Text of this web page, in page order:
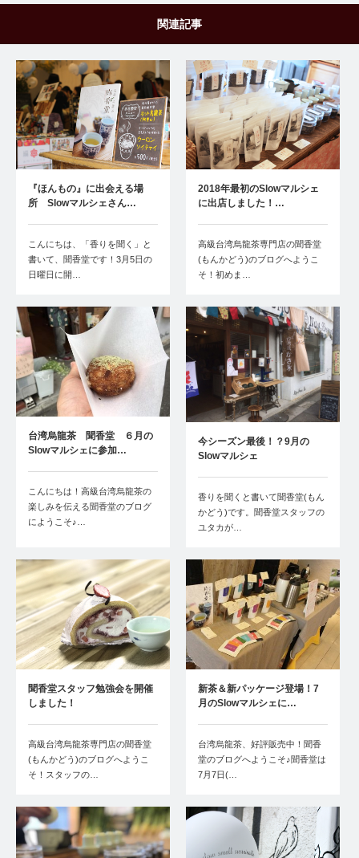
関連記事
『ほんもの』に出会える場
所 Slowマルシェさん…
こんにちは、「香りを聞く」と
書いて、聞香堂です！3月5日の
日曜日に開…
2018年最初のSlowマルシェ
に出店しました！…
高級台湾烏龍茶専門店の聞香堂
(もんかどう)のブログへようこ
そ！初めま…
台湾烏龍茶 聞香堂 ６月の
Slowマルシェに参加…
こんにちは！高級台湾烏龍茶の
楽しみを伝える聞香堂のブログ
にようこそ♪…
今シーズン最後！？9月の
Slowマルシェ
香りを聞くと書いて聞香堂(もん
かどう)です。聞香堂スタッフの
ユタカが…
聞香堂スタッフ勉強会を開催
しました！
高級台湾烏龍茶専門店の聞香堂
(もんかどう)のブログへようこ
そ！スタッフの…
新茶＆新パッケージ登場！7
月のSlowマルシェに…
台湾烏龍茶、好評販売中！聞香
堂のブログへようこそ♪聞香堂は
7月7日(…